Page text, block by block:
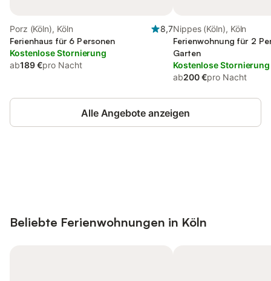
Porz (Köln), Köln
8,7
Ferienhaus für 6 Personen
Kostenlose Stornierung
ab189 €pro Nacht
Nippes (Köln), Köln
Ferienwohnung für 2
Garten
Kostenlose Stornierung
ab200 €pro Nacht
Alle Angebote anzeigen
Beliebte Ferienwohnungen in Köln